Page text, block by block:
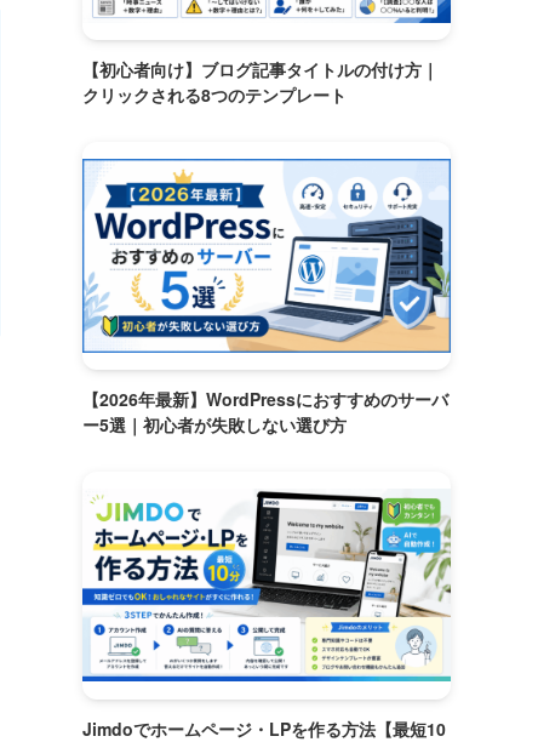
【初心者向け】ブログ記事タイトルの付け方｜
クリックされる8つのテンプレート
【2026年最新】WordPressにおすすめのサーバ
ー5選｜初心者が失敗しない選び方
Jimdoでホームページ・LPを作る方法【最短10